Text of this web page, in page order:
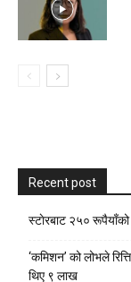
Recent post
स्टाेरबाट २५०
‘कमिशन’ को लोभले
थिए ९ लाख